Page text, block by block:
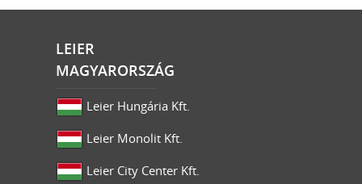
LEIER
MAGYARORSZÁG
Leier Hungária Kft.
Leier Monolit Kft.
Leier City Center Kft.